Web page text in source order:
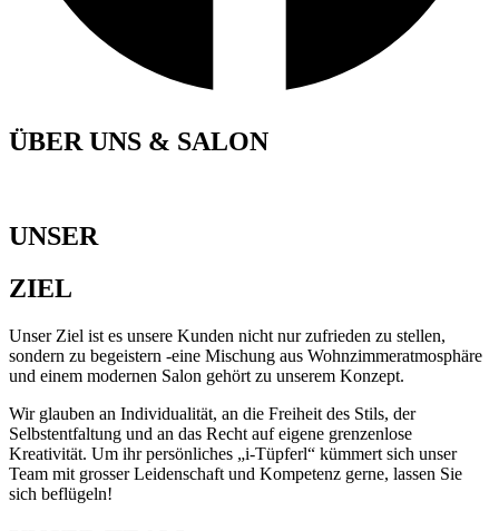
ÜBER UNS & SALON
UNSER
ZIEL
Unser Ziel ist es unsere Kunden nicht nur zufrieden zu stellen,
sondern zu begeistern -eine Mischung aus Wohnzimmeratmosphäre
und einem modernen Salon gehört zu unserem Konzept.
Wir glauben an Individualität, an die Freiheit des Stils, der
Selbstentfaltung und an das Recht auf eigene grenzenlose
Kreativität. Um ihr persönliches „i-Tüpferl“ kümmert sich unser
Team mit grosser Leidenschaft und Kompetenz gerne, lassen Sie
sich beflügeln!